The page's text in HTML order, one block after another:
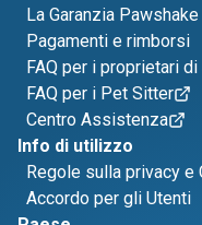
La Garanzia Pawshake
Pagamenti e rimborsi
FAQ per i proprietari
FAQ per i Pet Sitter
Centro Assistenza
Info di utilizzo
Regole sulla privacy e
Accordo per gli Utenti